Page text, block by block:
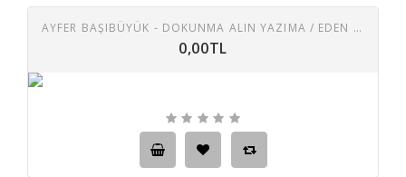
AYFER BAŞIBÜYÜK - DOKUNMA ALIN YAZIMA / EDEN BULUR
0,00TL